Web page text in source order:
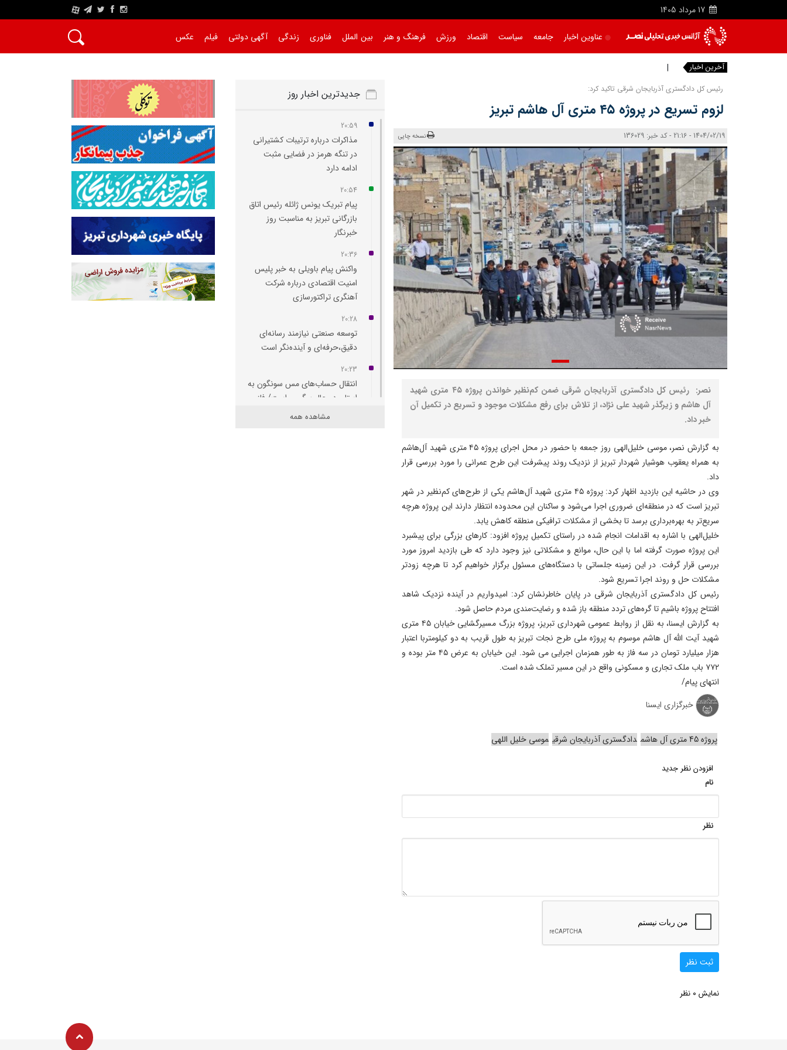
17 مرداد 1405
A
عناوین اخبار جامعه سیاست اقتصاد ورزش فرهنگ و هنر بین الملل فناوری زندگی آگهی دولتی فیلم عکس
آخرین اخبار مذ
رئیس کل دادگستری آذربایجان شرقی تاکید کرد:
لزوم تسریع در پروژه ۴۵ متری آل هاشم تبریز
1404/02/19 - 21:16 - کد خبر: 136029 نسخه چاپی
نصر: رئیس کل دادگستری آذربایجان شرقی ضمن کم‌نظیر خواندن پروژه ۴۵ متری شهید
آل هاشم و زیرگذر شهید علی نژاد، از تلاش برای رفع مشکلات موجود و تسریع در تکمیل آن
خبر داد.
به گزارش نصر، موسی خلیل‌الهی روز جمعه با حضور در محل اجرای پروژه ۴۵ متری شهید آل‌هاشم
به همراه یعقوب هوشیار شهردار تبریز از نزدیک روند پیشرفت این طرح عمرانی را مورد بررسی قرار
داد.
وی در حاشیه این بازدید اظهار کرد: پروژه ۴۵ متری شهید آل‌هاشم یکی از طرح‌های کم‌نظیر در شهر
تبریز است که در منطقه‌ای ضروری اجرا می‌شود و ساکنان این محدوده انتظار دارند این پروژه هرچه
سریع‌تر به بهره‌برداری برسد تا بخشی از مشکلات ترافیکی منطقه کاهش یابد.
خلیل‌الهی با اشاره به اقدامات انجام شده در راستای تکمیل پروژه افزود: کارهای بزرگی برای پیشبرد
این پروژه صورت گرفته اما با این حال، موانع و مشکلاتی نیز وجود دارد که طی بازدید امروز مورد
بررسی قرار گرفت. در این زمینه جلساتی با دستگاه‌های مسئول برگزار خواهیم کرد تا هرچه زودتر
مشکلات حل و روند اجرا تسریع شود.
رئیس کل دادگستری آذربایجان شرقی در پایان خاطرنشان کرد: امیدواریم در آینده نزدیک شاهد
افتتاح پروژه باشیم تا گره‌های تردد منطقه باز شده و رضایت‌مندی مردم حاصل‌ شود.
به گزارش ایسنا، به نقل از روابط عمومی شهرداری تبریز، پروژه بزرگ مسیرگشایی خیابان ۴۵ متری
شهید آیت الله آل هاشم موسوم به پروژه ملی طرح نجات تبریز به طول قریب به دو کیلومتربا اعتبار
هزار میلیارد تومان در سه فاز به طور همزمان اجرایی می شود. این خیابان به عرض ۴۵ متر بوده و
۷۷۲ باب ملک تجاری و مسکونی واقع در این مسیر تملک شده است.
انتهای پیام/
خبرگزاری ایسنا
پروژه 45 متری آل هاشم دادگستری آذربایجان شرقی موسی خلیل اللهی
افزودن نظر جدید
نام
نظر
ثبت نظر
نمایش 0 نظر
جدیدترین اخبار روز
20:59
مذاکرات درباره ترتیبات کشتیرانی
در تنگه هرمز در فضایی مثبت
ادامه دارد
20:54
پیام تبریک یونس ژائله رئیس اتاق
بازرگانی تبریز به مناسبت روز
خبرنگار
20:36
واکنش پیام باویلی به خبر پلیس
امنیت اقتصادی درباره شرکت
آهنگری تراکتورسازی
20:28
توسعه صنعتی نیازمند رسانه‌‌ای
دقیق،حرفه‌ای و آینده‌نگر است
20:23
انتقال حساب‌های مس سونگون به
استان در حال پیگیری است/ فاز
مشاهده همه